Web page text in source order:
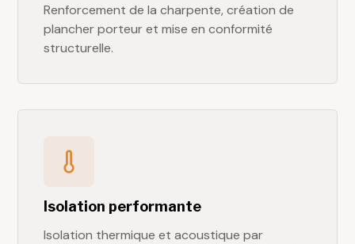
Renforcement de la charpente, création de
plancher porteur et mise en conformité
structurelle.
Isolation performante
Isolation thermique et acoustique par